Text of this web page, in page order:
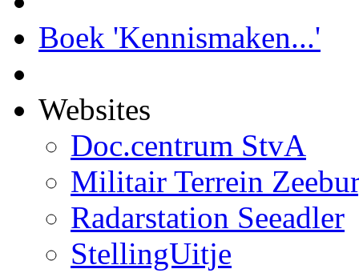
Boek 'Kennismaken...'
Websites
Doc.centrum StvA
Militair Terrein
Radarstation Seeadler
StellingUitje